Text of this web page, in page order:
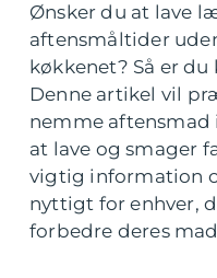
Ønsker du at lave
aftensmåltider
køkkenet? Så er
Denne artikel vil
nemme aftensmad
at lave og smager
vigtig information
nyttigt for enhver,
forbedre deres